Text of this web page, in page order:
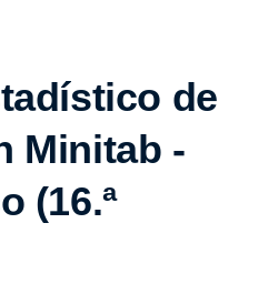
de
Minitab -
(16.ª